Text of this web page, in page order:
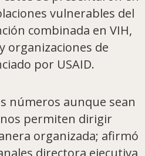
vulnerables del
combinada en VIH,
organizaciones de
por USAID.
números aunque sean
permiten dirigir
organizada; afirmó
directora ejecutiva